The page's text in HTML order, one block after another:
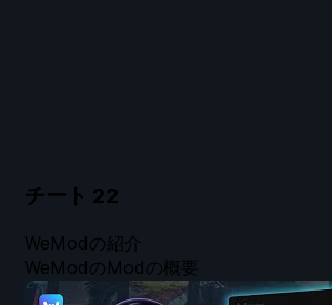
チート 22
WeModの紹介
WeModのModの概要